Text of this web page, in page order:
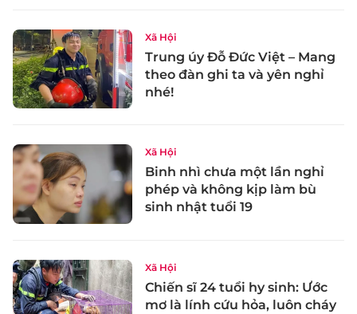
Xã Hội
Trung úy Đỗ Đức Việt – Mang
theo đàn ghi ta và yên nghỉ
nhé!
Xã Hội
Binh nhì chưa một lần nghỉ
phép và không kịp làm bù
sinh nhật tuổi 19
Xã Hội
Chiến sĩ 24 tuổi hy sinh: Ước
mơ là lính cứu hỏa, luôn cháy